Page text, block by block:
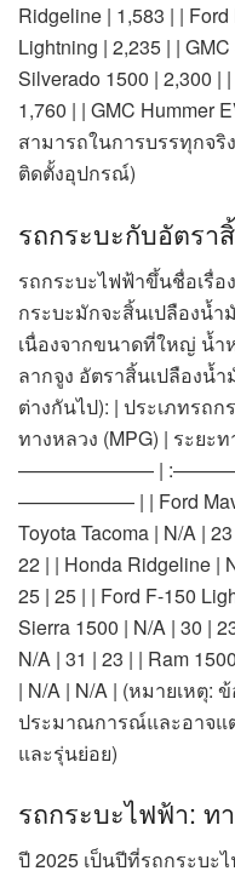
Ridgeline | 1,583 | |
Lightning | 2,235 | |
Silverado 1500 | 2,300 |
1,760 | | GMC Hummer
สามารถในการบรรทุกจ
ติดตั้งอุปกรณ์)
รถกระบะกับอัตรา
รถกระบะไฟฟ้าขึ้นชื่อเรื่
กระบะมักจะสิ้นเปลืองน้
เนื่องจากขนาดที่ใหญ่ น้
ลากจูง อัตราสิ้นเปลืองน้
ต่างกันไป): | ประเภทรถก
ทางหลวง (MPG) | ระยะท
——————— |
—————— | | Ford
Toyota Tacoma | N/A |
22 | | Honda Ridgeline |
25 | 25 | | Ford F-150
Sierra 1500 | N/A | 30 |
N/A | 31 | 23 | | Ram
| N/A | N/A | (หมายเหตุ:
ประมาณการณ์และอาจแ
และรุ่นย่อย)
รถกระบะไฟฟ้า: ท
ปี 2025 เป็นปีที่รถกระบะ